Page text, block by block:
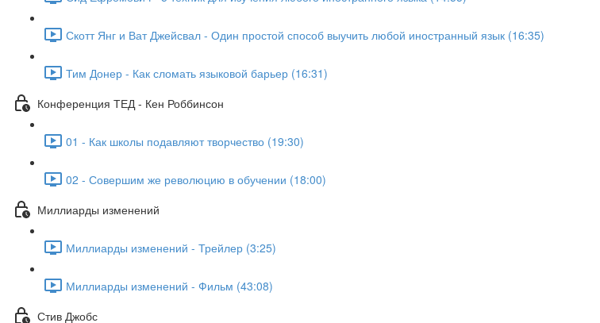
Скотт Янг и Ват Джейсвал - Один простой способ выучить любой иностранный язык (16:35)
Тим Донер - Как сломать языковой барьер (16:31)
Конференция ТЕД - Кен Роббинсон
01 - Как школы подавляют творчество (19:30)
02 - Совершим же революцию в обучении (18:00)
Миллиарды изменений
Миллиарды изменений - Трейлер (3:25)
Миллиарды изменений - Фильм (43:08)
Стив Джобс